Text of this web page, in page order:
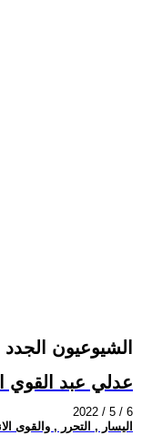
الشيوعيون
عدلي عبد القوي
2022 / 5 / 6
اليسار , التحرر , والقوى